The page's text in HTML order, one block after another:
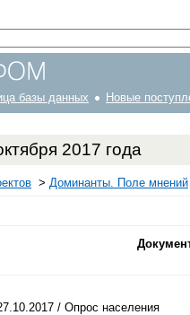
базы данных Новые
2017 года
> Доминанты. Поле мнений
/ Опрос населения